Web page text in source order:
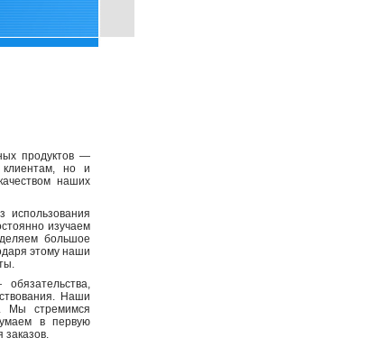
продуктов —
но и
наших
изучаем
большое
этому наши
Наши
Мы стремимся
в первую
заказов.